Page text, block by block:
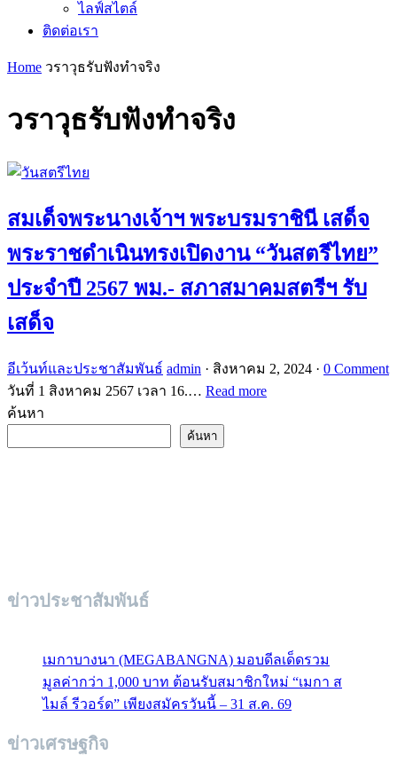
ไลฟ์สไตล์
ติดต่อเรา
Home วราวุธรับฟังทำจริง
วราวุธรับฟังทำจริง
สมเด็จพระนางเจ้าฯ พระบรมราชินี เสด็จ
พระราชดำเนินทรงเปิดงาน “วันสตรีไทย”
ประจำปี 2567 พม.- สภาสมาคมสตรีฯ รับ
เสด็จ
อีเว้นท์และประชาสัมพันธ์ admin · สิงหาคม 2, 2024 · 0 Comment
วันที่ 1 สิงหาคม 2567 เวลา 16.… Read more
ค้นหา
ค้นหา
ข่าวประชาสัมพันธ์
เมกาบางนา (MEGABANGNA) มอบดีลเด็ดรวม
มูลค่ากว่า 1,000 บาท ต้อนรับสมาชิกใหม่ “เมกา ส
ไมล์ รีวอร์ด” เพียงสมัครวันนี้ – 31 ส.ค. 69
ข่าวเศรษฐกิจ